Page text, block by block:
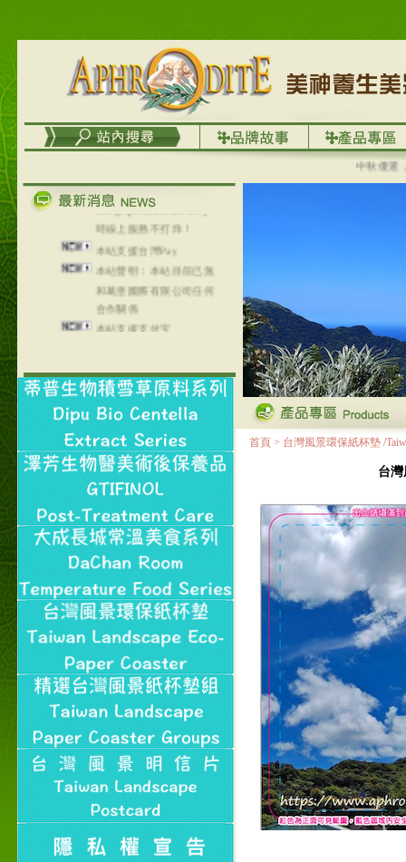
中秋優選，大
在外租屋者、居住處無管
理員、不方便在工作地點
取件者，歡迎多多使用
【郵局i郵箱】的服務喔～
【i郵箱】設立的地點，請
進入內頁連結～
Line@aphrodite2020 24小
時線上服務不打烊！
本站支援台灣Pay
本站聲明：本站目前已無
和葛堡國際有限公司任何
合作關係
本站支援支付宝
2017年1月1日起，中国大
首頁 > 台灣風景環保紙杯墊 /
台灣